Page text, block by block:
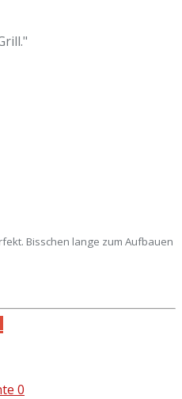
Bisschen lange zum Aufbauen
0